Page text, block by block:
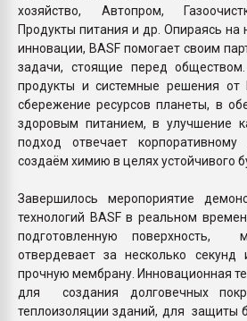
хозяйство, Автопром,
Продукты питания и др. Опираясь на
инновации, BASF помогает своим
задачи, стоящие перед обществом.
продукты и системные решения от
сбережение ресурсов планеты, в
здоровым питанием, в улучшение
подход отвечает
создаём химию в целях устойчивого
Завершилось меропориятие
технологий BASF в реальном
подготовленную поверхность,
отвердевает за несколько
прочную мембрану. Инновационная
для создания долговечных
теплоизоляции зданий, для защиты